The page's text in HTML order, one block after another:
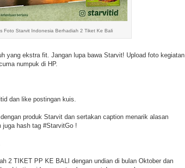
Foto Starvit Indonesia Berhadiah 2 Tiket Ke Bali
yang ekstra fit. Jangan lupa bawa Starvit! Upload foto kegiatan
numpuk di HP.
dan like postingan kuis.
produk Starvit dan sertakan caption menarik alasan
hash tag #StarvitGo !
2 TIKET PP KE BALI dengan undian di bulan Oktober dan